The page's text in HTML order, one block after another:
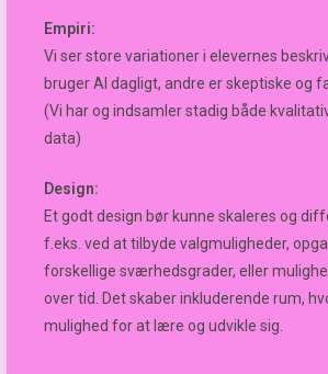
Empiri:
Vi ser store variationer i elevernes
bruger AI dagligt, andre er skeptiske og
(Vi har og indsamler stadig både
data)
Design:
Et godt design bør kunne skaleres og
f.eks. ved at tilbyde valgmuligheder,
forskellige sværhedsgrader, eller
over tid. Det skaber inkluderende rum,
mulighed for at lære og udvikle sig.